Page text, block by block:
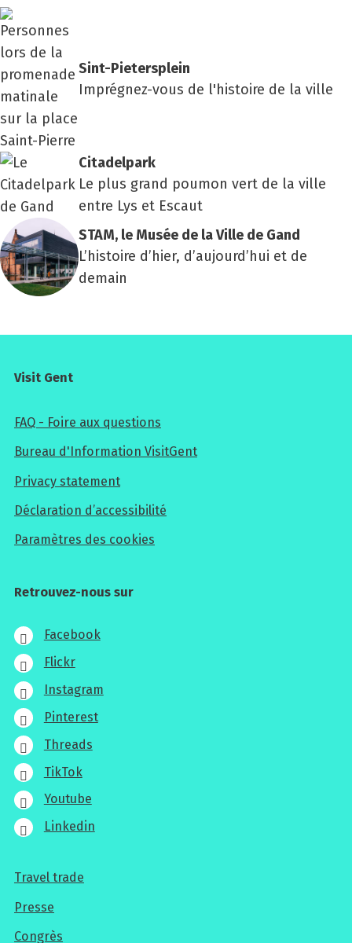
Sint-Pie­ters­plein
Imprégnez-vous de l'histoire de la ville
Cita­del­park
Le plus grand poumon vert de la ville
entre Lys et Escaut
STAM, le Musée de la Ville de Gand
L’histoire d’hier, d’aujourd’hui et de
demain
Visit Gent
FAQ - Foire aux questions
Bureau d'Information VisitGent
Privacy statement
Déclaration d’accessibilité
Paramètres des cookies
Retrouvez-nous sur
Facebook
Flickr
Instagram
Pinterest
Threads
TikTok
Youtube
Linkedin
Pour
les
professionnels
Travel trade
Presse
Congrès